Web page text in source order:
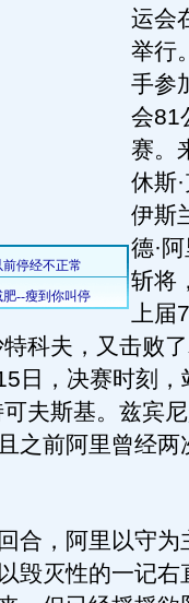
运会
举行
手参
会81
赛。
休斯
伊斯
德·
斩将
上届
科夫，又击败
日，决赛时刻
夫斯基。兹宾
之前阿里曾经两
，阿里以守为
毁灭性的一记右